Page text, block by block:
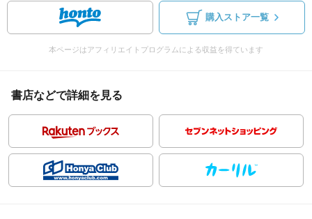
購入ストア一覧
本ページはアフィリエイトプログラムによる収益を得ています
書店などで詳細を見る